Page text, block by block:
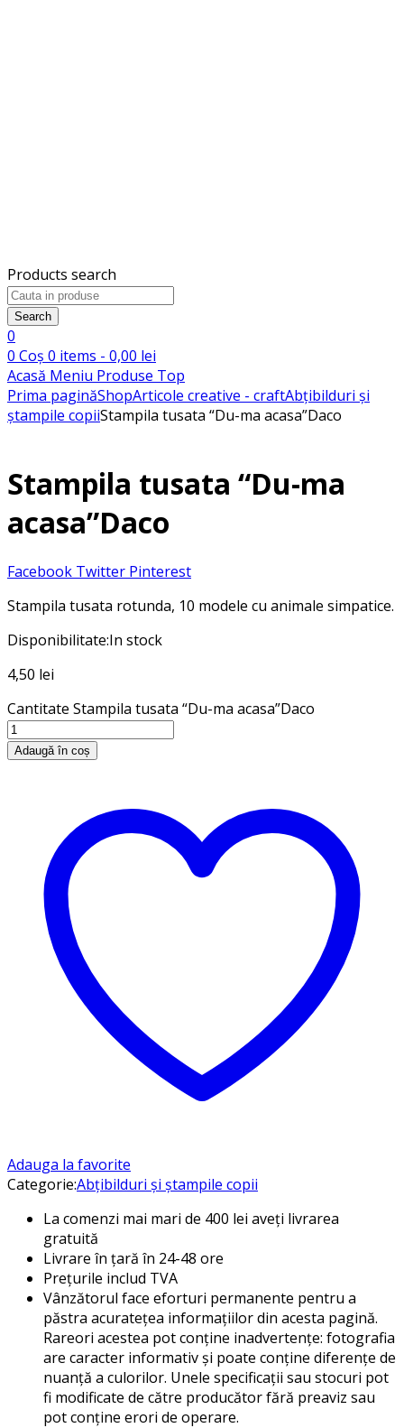
Products search
Search
0
0 Coș 0 items - 0,00 lei
Acasă Meniu Produse Top
Prima paginăShopArticole creative - craftAbțibilduri și
ștampile copiiStampila tusata “Du-ma acasa”Daco
Stampila tusata “Du-ma
acasa”Daco
Facebook Twitter Pinterest
Stampila tusata rotunda, 10 modele cu animale simpatice.
Disponibilitate:In stock
4,50 lei
Cantitate Stampila tusata “Du-ma acasa”Daco
Adaugă în coș
Adauga la favorite
Categorie:Abțibilduri și ștampile copii
La comenzi mai mari de 400 lei aveți livrarea
gratuită
Livrare în țară în 24-48 ore
Prețurile includ TVA
Vânzătorul face eforturi permanente pentru a
păstra acuratețea informațiilor din acesta pagină.
Rareori acestea pot conține inadvertențe: fotografia
are caracter informativ și poate conține diferențe de
nuanță a culorilor. Unele specificații sau stocuri pot
fi modificate de către producător fără preaviz sau
pot conține erori de operare.